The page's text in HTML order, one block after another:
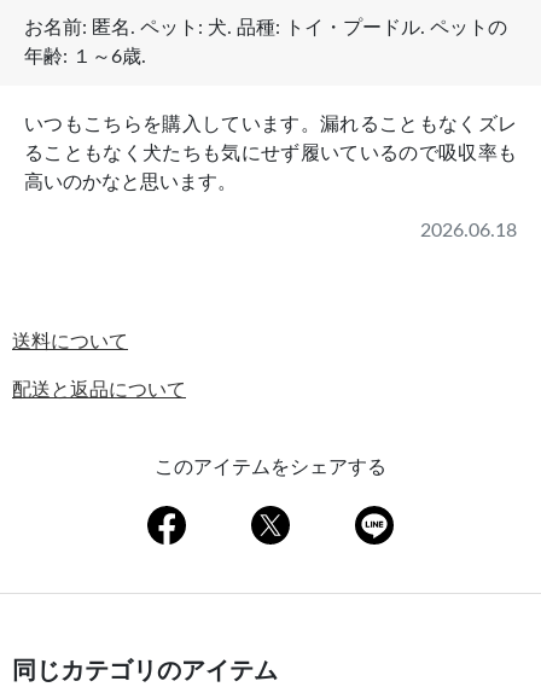
お名前: 匿名. ペット: 犬. 品種: トイ・プードル. ペットの
年齢: １～6歳.
いつもこちらを購入しています。漏れることもなくズレ
ることもなく犬たちも気にせず履いているので吸収率も
高いのかなと思います。
2026.06.18
送料について
配送と返品について
このアイテムをシェアする
同じカテゴリのアイテム